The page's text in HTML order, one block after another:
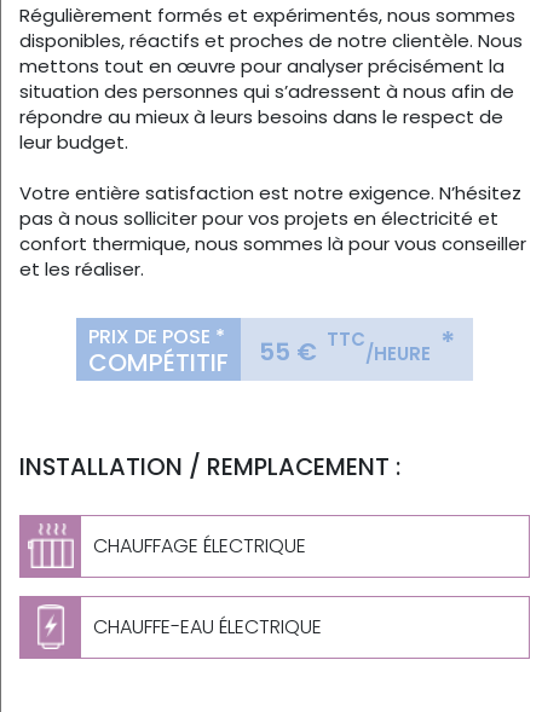
Régulièrement formés et expérimentés, nous sommes
disponibles, réactifs et proches de notre clientèle. Nous
mettons tout en œuvre pour analyser précisément la
situation des personnes qui s’adressent à nous afin de
répondre au mieux à leurs besoins dans le respect de
leur budget.
Votre entière satisfaction est notre exigence. N’hésitez
pas à nous solliciter pour vos projets en électricité et
confort thermique, nous sommes là pour vous conseiller
et les réaliser.
PRIX DE POSE *
COMPÉTITIF 55 € TTC
/HEURE *
INSTALLATION / REMPLACEMENT :
CHAUFFAGE ÉLECTRIQUE
CHAUFFE-EAU ÉLECTRIQUE